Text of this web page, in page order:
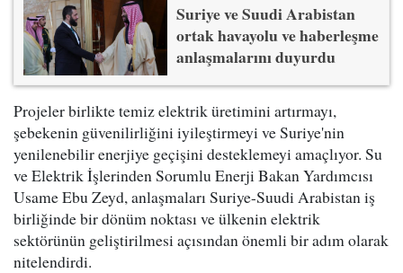
Suriye ve Suudi Arabistan
ortak havayolu ve haberleşme
anlaşmalarını duyurdu
Projeler birlikte temiz elektrik üretimini artırmayı,
şebekenin güvenilirliğini iyileştirmeyi ve Suriye'nin
yenilenebilir enerjiye geçişini desteklemeyi amaçlıyor. Su
ve Elektrik İşlerinden Sorumlu Enerji Bakan Yardımcısı
Usame Ebu Zeyd, anlaşmaları Suriye-Suudi Arabistan iş
birliğinde bir dönüm noktası ve ülkenin elektrik
sektörünün geliştirilmesi açısından önemli bir adım olarak
nitelendirdi.